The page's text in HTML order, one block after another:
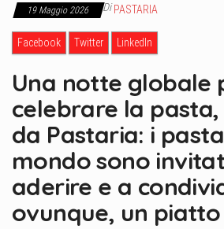
19 Maggio 2026 Di PASTARIA
Facebook Twitter LinkedIn
Una notte globale
celebrare la
da Pastaria: i
mondo sono
aderire e a
ovunque, un